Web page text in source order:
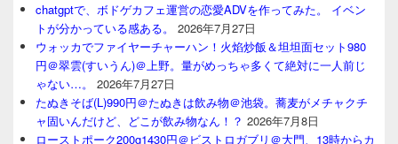
chatgptで、ボドゲカフェ運営の恋愛ADVを作ってみた。 イベン
トが分かっている感ある。
2026年7月27日
ウォッカでファイヤーチャーハン！火焰炒飯＆坦坦面セット980
円＠翠雲(すいうん)＠上野。量がめっちゃ多くて絶対に一人前じ
ゃない…。
2026年7月27日
たぬきそば(L)990円＠たぬきは飲み物＠池袋。蕎麦がメチャクチ
ャ固いんだけど、どこが飲み物なん！？ 2026年7月8日
ローストポーク200g1430円＠ビストロガブリ＠大門、13時からカ